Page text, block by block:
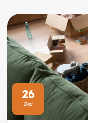
26
Déc